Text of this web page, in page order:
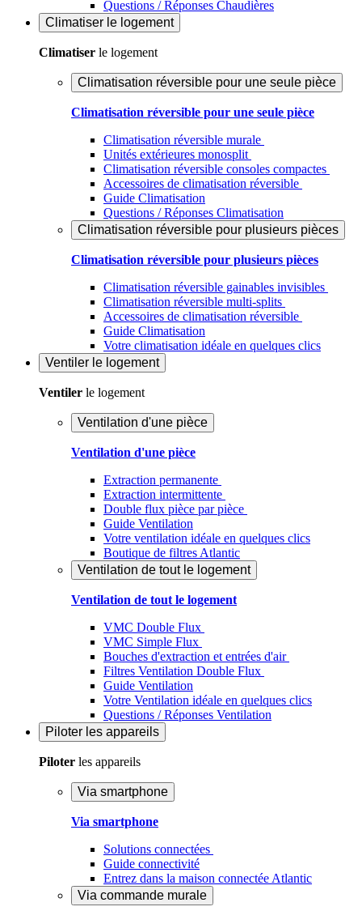
Questions / Réponses Chaudières
Climatiser le logement
Climatiser le logement
Climatisation réversible pour une seule pièce
Climatisation réversible pour une seule pièce
Climatisation réversible murale
Unités extérieures monosplit
Climatisation réversible consoles compactes
Accessoires de climatisation réversible
Guide Climatisation
Questions / Réponses Climatisation
Climatisation réversible pour plusieurs pièces
Climatisation réversible pour plusieurs pièces
Climatisation réversible gainables invisibles
Climatisation réversible multi-splits
Accessoires de climatisation réversible
Guide Climatisation
Votre climatisation idéale en quelques clics
Ventiler le logement
Ventiler le logement
Ventilation d'une pièce
Ventilation d'une pièce
Extraction permanente
Extraction intermittente
Double flux pièce par pièce
Guide Ventilation
Votre ventilation idéale en quelques clics
Boutique de filtres Atlantic
Ventilation de tout le logement
Ventilation de tout le logement
VMC Double Flux
VMC Simple Flux
Bouches d'extraction et entrées d'air
Filtres Ventilation Double Flux
Guide Ventilation
Votre Ventilation idéale en quelques clics
Questions / Réponses Ventilation
Piloter les appareils
Piloter les appareils
Via smartphone
Via smartphone
Solutions connectées
Guide connectivité
Entrez dans la maison connectée Atlantic
Via commande murale